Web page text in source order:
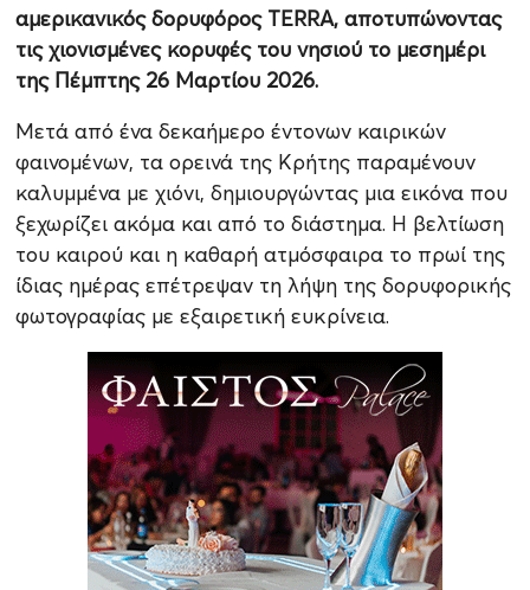
αμερικανικός δορυφόρος TERRA, αποτυπώνοντας
τις χιονισμένες κορυφές του νησιού το μεσημέρι
της Πέμπτης 26 Μαρτίου 2026.
Μετά από ένα δεκαήμερο έντονων καιρικών
φαινομένων, τα ορεινά της Κρήτης παραμένουν
καλυμμένα με χιόνι, δημιουργώντας μια εικόνα που
ξεχωρίζει ακόμα και από το διάστημα. Η βελτίωση
του καιρού και η καθαρή ατμόσφαιρα το πρωί της
ίδιας ημέρας επέτρεψαν τη λήψη της δορυφορικής
φωτογραφίας με εξαιρετική ευκρίνεια.